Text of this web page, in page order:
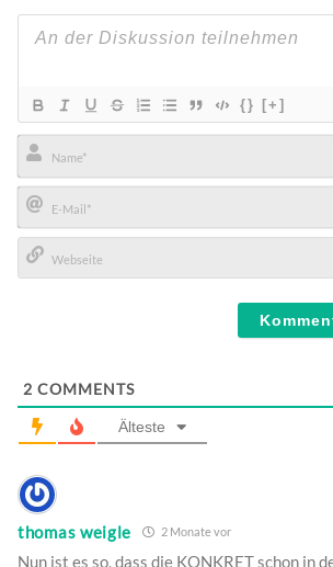
{} [+]
Name*
E-
Mail*
2 COMMENTS
Älteste
thomas weigle 2 Monate vor
Nun ist es so, dass die KONKRET schon in